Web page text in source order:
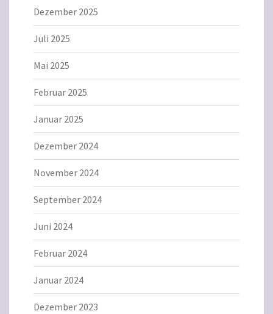
Dezember 2025
Juli 2025
Mai 2025
Februar 2025
Januar 2025
Dezember 2024
November 2024
September 2024
Juni 2024
Februar 2024
Januar 2024
Dezember 2023